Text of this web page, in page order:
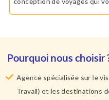
Pourquoi nous choisir
Agence spécialisée sur le
Travail) et les destinations